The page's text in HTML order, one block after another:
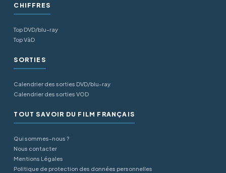
CHIFFRES
Top DVD/blu-ray
Top VàD
SORTIES
Calendrier des sorties DVD/blu-ray
Calendrier des sorties VOD
TOUT SAVOIR DU FILM FRANÇAIS
Qui sommes-nous ?
Nous contacter
Mentions Légales
Politique de protection des données personnelles